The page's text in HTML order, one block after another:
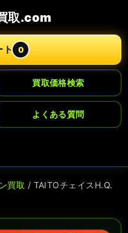
取.com
ト 0
買取価格検索
よくある質問
買取 / TAITOチェイスH.Q.